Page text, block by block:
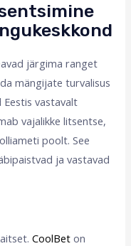
järgima ranget
mängijate turvalisus
vastavalt
vajalikke litsentse,
poolt. See
ja vastavad
CoolBet on